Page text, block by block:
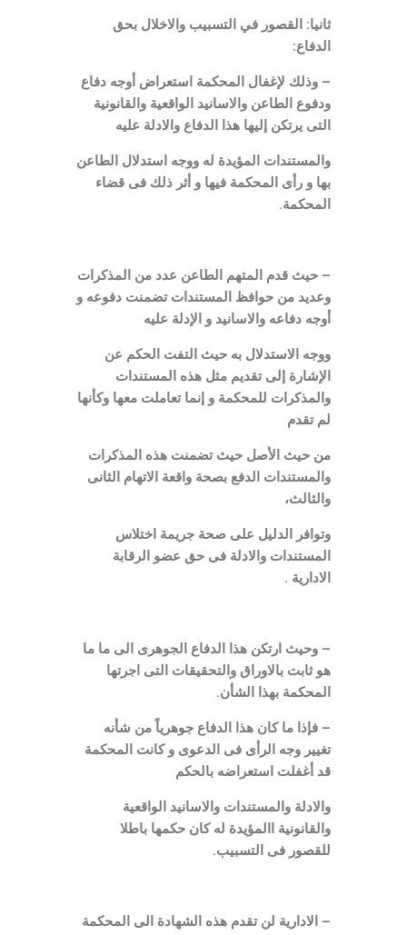
ثانيا: القصور في التسبيب والاخلال بحق
الدفاع:
– وذلك لإغفال المحكمة استعراض أوجه دفاع
ودفوع الطاعن والاسانيد الواقعية والقانونية
التى يرتكن إليها هذا الدفاع والادلة عليه
والمستندات المؤيدة له ووجه استدلال الطاعن
بها و رأى المحكمة فيها و أثر ذلك فى قضاء
المحكمة.
– حيث قدم المتهم الطاعن عدد من المذكرات
وعديد من حوافظ المستندات تضمنت دفوعه و
أوجه دفاعه والاسانيد و الإدلة عليه
ووجه الاستدلال به حيث التفت الحكم عن
الإشارة إلى تقديم مثل هذه المستندات
والمذكرات للمحكمة و إنما تعاملت معها وكأنها
لم تقدم
من حيث الأصل حيث تضمنت هذه المذكرات
والمستندات الدفع بصحة واقعة الاتهام الثانى
والثالث،
وتوافر الدليل على صحة جريمة اختلاس
المستندات والادلة فى حق عضو الرقابة
الادارية .
– وحيث ارتكن هذا الدفاع الجوهرى الى ما ما
هو ثابت بالاوراق والتحقيقات التى اجرتها
المحكمة بهذا الشأن.
– فإذا ما كان هذا الدفاع جوهرياً من شأنه
تغيير وجه الرأى فى الدعوى و كانت المحكمة
قد أغفلت استعراضه بالحكم
والادلة والمستندات والاسانيد الواقعية
والقانونية االمؤيدة له كان حكمها باطلا
للقصور فى التسبيب.
– الادارية لن تقدم هذه الشهادة الى المحكمة